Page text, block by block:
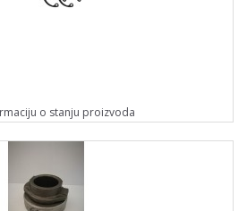
o stanju proizvoda